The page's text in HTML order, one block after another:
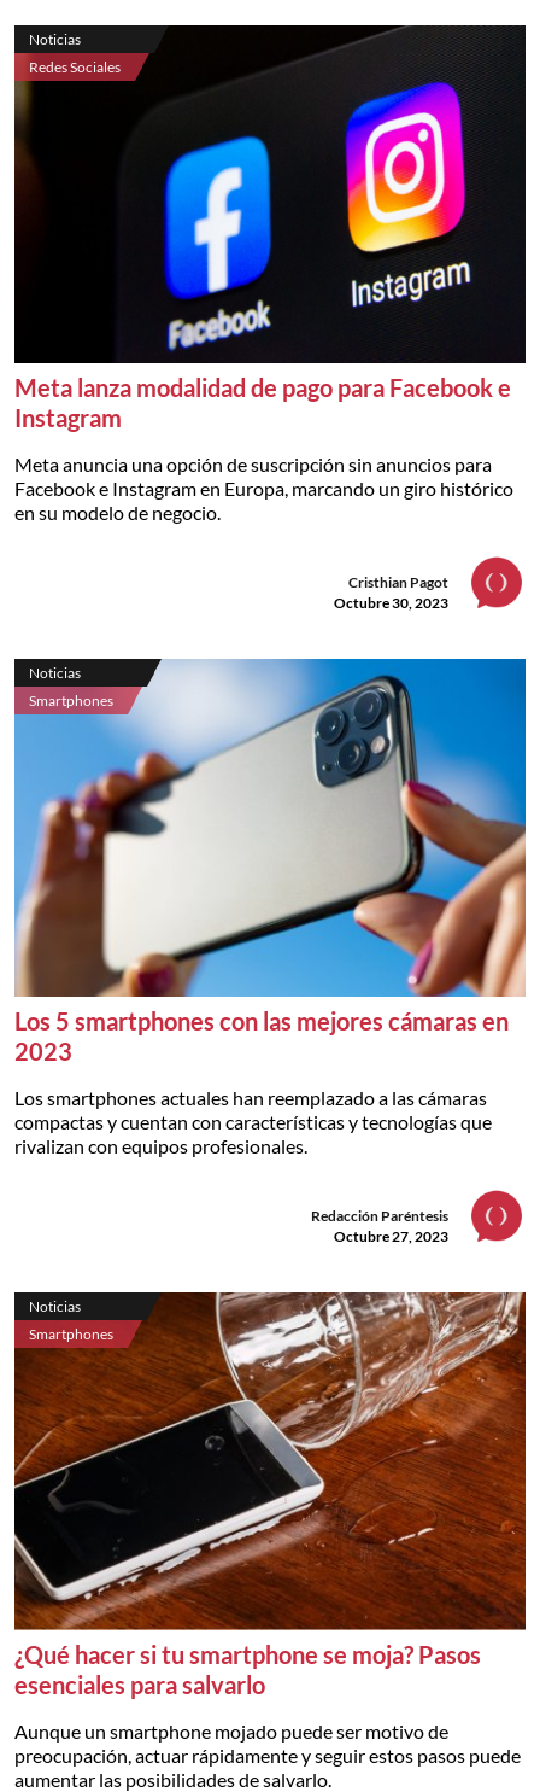
Noticias
Redes Sociales
Meta lanza modalidad de pago para Facebook e
Instagram
Meta anuncia una opción de suscripción sin anuncios para
Facebook e Instagram en Europa, marcando un giro histórico
en su modelo de negocio.
Cristhian Pagot
Octubre 30, 2023
Noticias
Smartphones
Los 5 smartphones con las mejores cámaras en
2023
Los smartphones actuales han reemplazado a las cámaras
compactas y cuentan con características y tecnologías que
rivalizan con equipos profesionales.
Redacción Paréntesis
Octubre 27, 2023
Noticias
Smartphones
¿Qué hacer si tu smartphone se moja? Pasos
esenciales para salvarlo
Aunque un smartphone mojado puede ser motivo de
preocupación, actuar rápidamente y seguir estos pasos puede
aumentar las posibilidades de salvarlo.